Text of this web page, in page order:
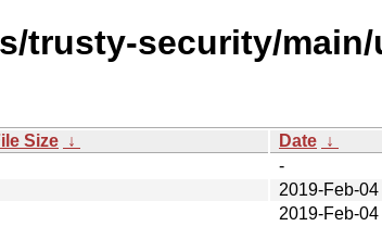
trusty-security/
Size ↓ Date ↓
-
2019-Feb-
2019-Feb-